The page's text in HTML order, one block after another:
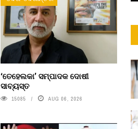
‘ତେହେଲକା’ ସମ୍ପାଦକ ଦୋଷୀ
ସାବ୍ୟସ୍ତ
15085 AUG 06, 2026